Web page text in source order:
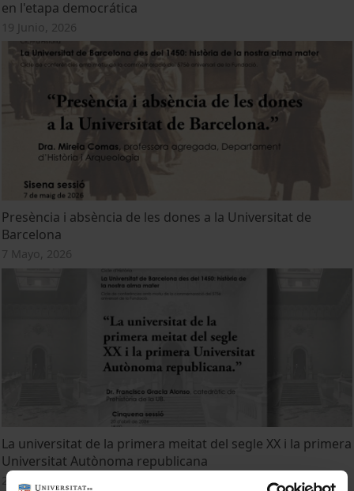
en l'etapa democrática
19 Junio, 2026
Presència i absència de les dones a la Universitat de
Barcelona
7 Mayo, 2026
La universitat de la primera meitat del segle XX i la primera
Universitat Autònoma republicana
20 Abril, 2026